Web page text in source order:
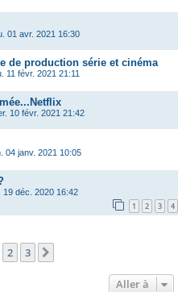
01 avr. 2021 16:30
de production série et cinéma
11 févr. 2021 21:11
10 févr. 2021 21:42
04 janv. 2021 10:05
19 déc. 2020 16:42
1 2 3 4
2 3
Aller à